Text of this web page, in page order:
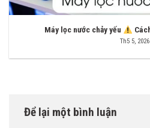
Máy lọc nước chảy yếu
Th5 5, 2026
Để lại một bình luận